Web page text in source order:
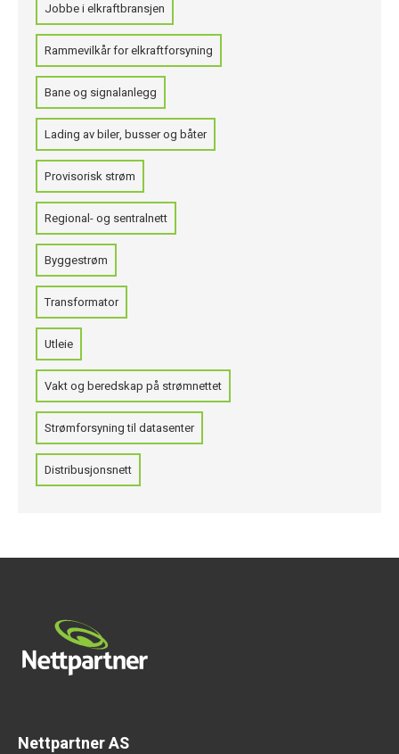
Jobbe i elkraftbransjen
Rammevilkår for elkraftforsyning
Bane og signalanlegg
Lading av biler, busser og båter
Provisorisk strøm
Regional- og sentralnett
Byggestrøm
Transformator
Utleie
Vakt og beredskap på strømnettet
Strømforsyning til datasenter
Distribusjonsnett
Nettpartner AS